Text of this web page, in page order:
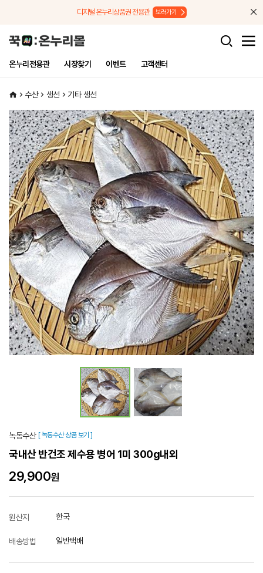
디지털 온누리상품권 전용관 보러가기
온누리전용관 시장찾기 이벤트 고객센터
수산 생선 기타 생선
녹동수산 [ 녹동수산 상품 보기 ]
국내산 반건조 제수용 병어 1미 300g내외
29,900원
원산지 한국
배송방법 일반택배